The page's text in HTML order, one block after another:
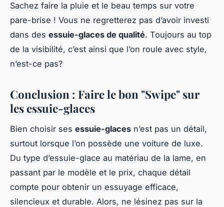
Sachez faire la pluie et le beau temps sur votre
pare-brise ! Vous ne regretterez pas d’avoir investi
dans des essuie-glaces de qualité. Toujours au top
de la visibilité, c’est ainsi que l’on roule avec style,
n’est-ce pas?
Conclusion : Faire le bon "Swipe" sur
les essuie-glaces
Bien choisir ses essuie-glaces n’est pas un détail,
surtout lorsque l’on possède une voiture de luxe.
Du type d’essuie-glace au matériau de la lame, en
passant par le modèle et le prix, chaque détail
compte pour obtenir un essuyage efficace,
silencieux et durable. Alors, ne lésinez pas sur la